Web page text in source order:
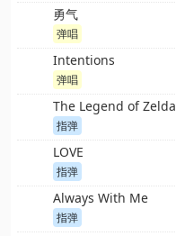
勇气
弹唱
Intentions
弹唱
The Legend of Zelda
指弹
LOVE
指弹
Always With Me
指弹